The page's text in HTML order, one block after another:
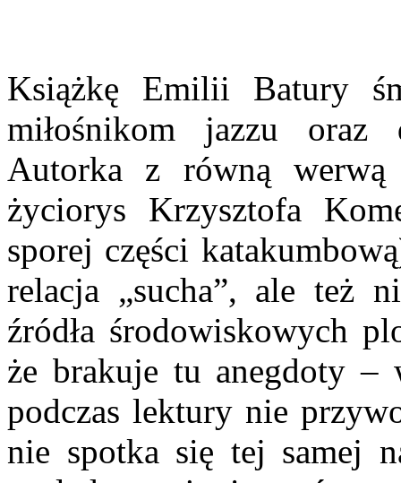
Książkę Emilii Batury
miłośnikom jazzu oraz
Autorka z równą
życiorys Krzysztofa
sporej części
relacja „sucha”, ale też
źródła środowiskowych
że brakuje tu anegdoty –
podczas lektury nie
nie spotka się tej samej